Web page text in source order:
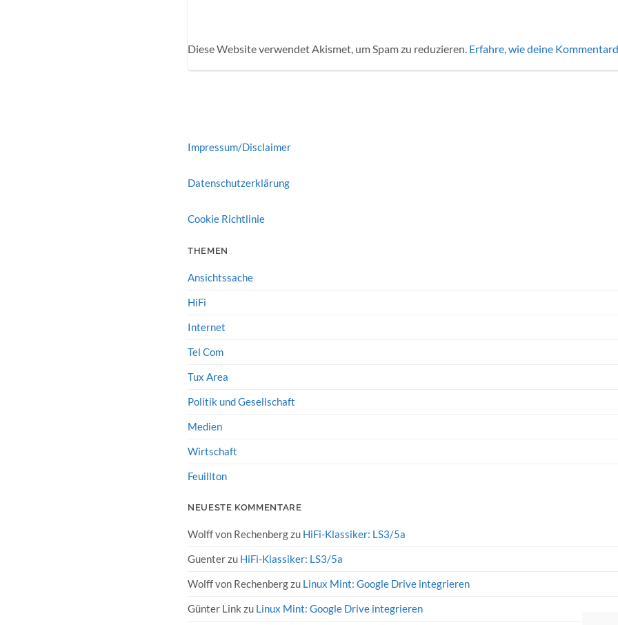
Diese Website verwendet Akismet, um Spam zu reduzieren. Erfahre, wie deine
Impressum/Disclaimer
Datenschutzerklärung
Cookie Richtlinie
THEMEN
Ansichtssache
HiFi
Internet
Tel Com
Tux Area
Politik und Gesellschaft
Medien
Wirtschaft
Feuillton
NEUESTE KOMMENTARE
Wolff von Rechenbergzu HiFi-Klassiker: LS3/5a
Guenterzu HiFi-Klassiker: LS3/5a
Wolff von Rechenbergzu Linux Mint: Google Drive integrieren
Günter Link zu Linux Mint: Google Drive integrieren